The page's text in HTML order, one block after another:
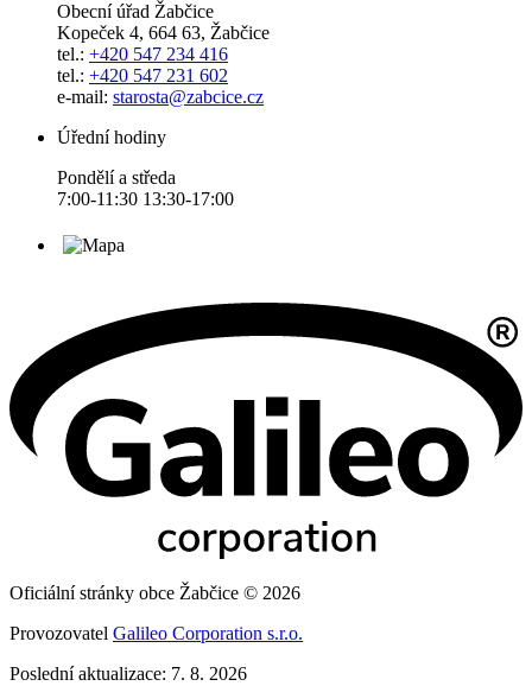
Obecní úřad Žabčice
Kopeček 4, 664 63, Žabčice
tel.: +420 547 234 416
tel.: +420 547 231 602
e-mail: starosta@zabcice.cz
Úřední hodiny
Pondělí a středa
7:00-11:30 13:30-17:00
Oficiální stránky obce Žabčice © 2026
Provozovatel Galileo Corporation s.r.o.
Poslední aktualizace: 7. 8. 2026